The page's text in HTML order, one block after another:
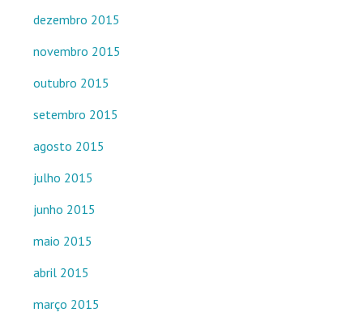
dezembro 2015
novembro 2015
outubro 2015
setembro 2015
agosto 2015
julho 2015
junho 2015
maio 2015
abril 2015
março 2015